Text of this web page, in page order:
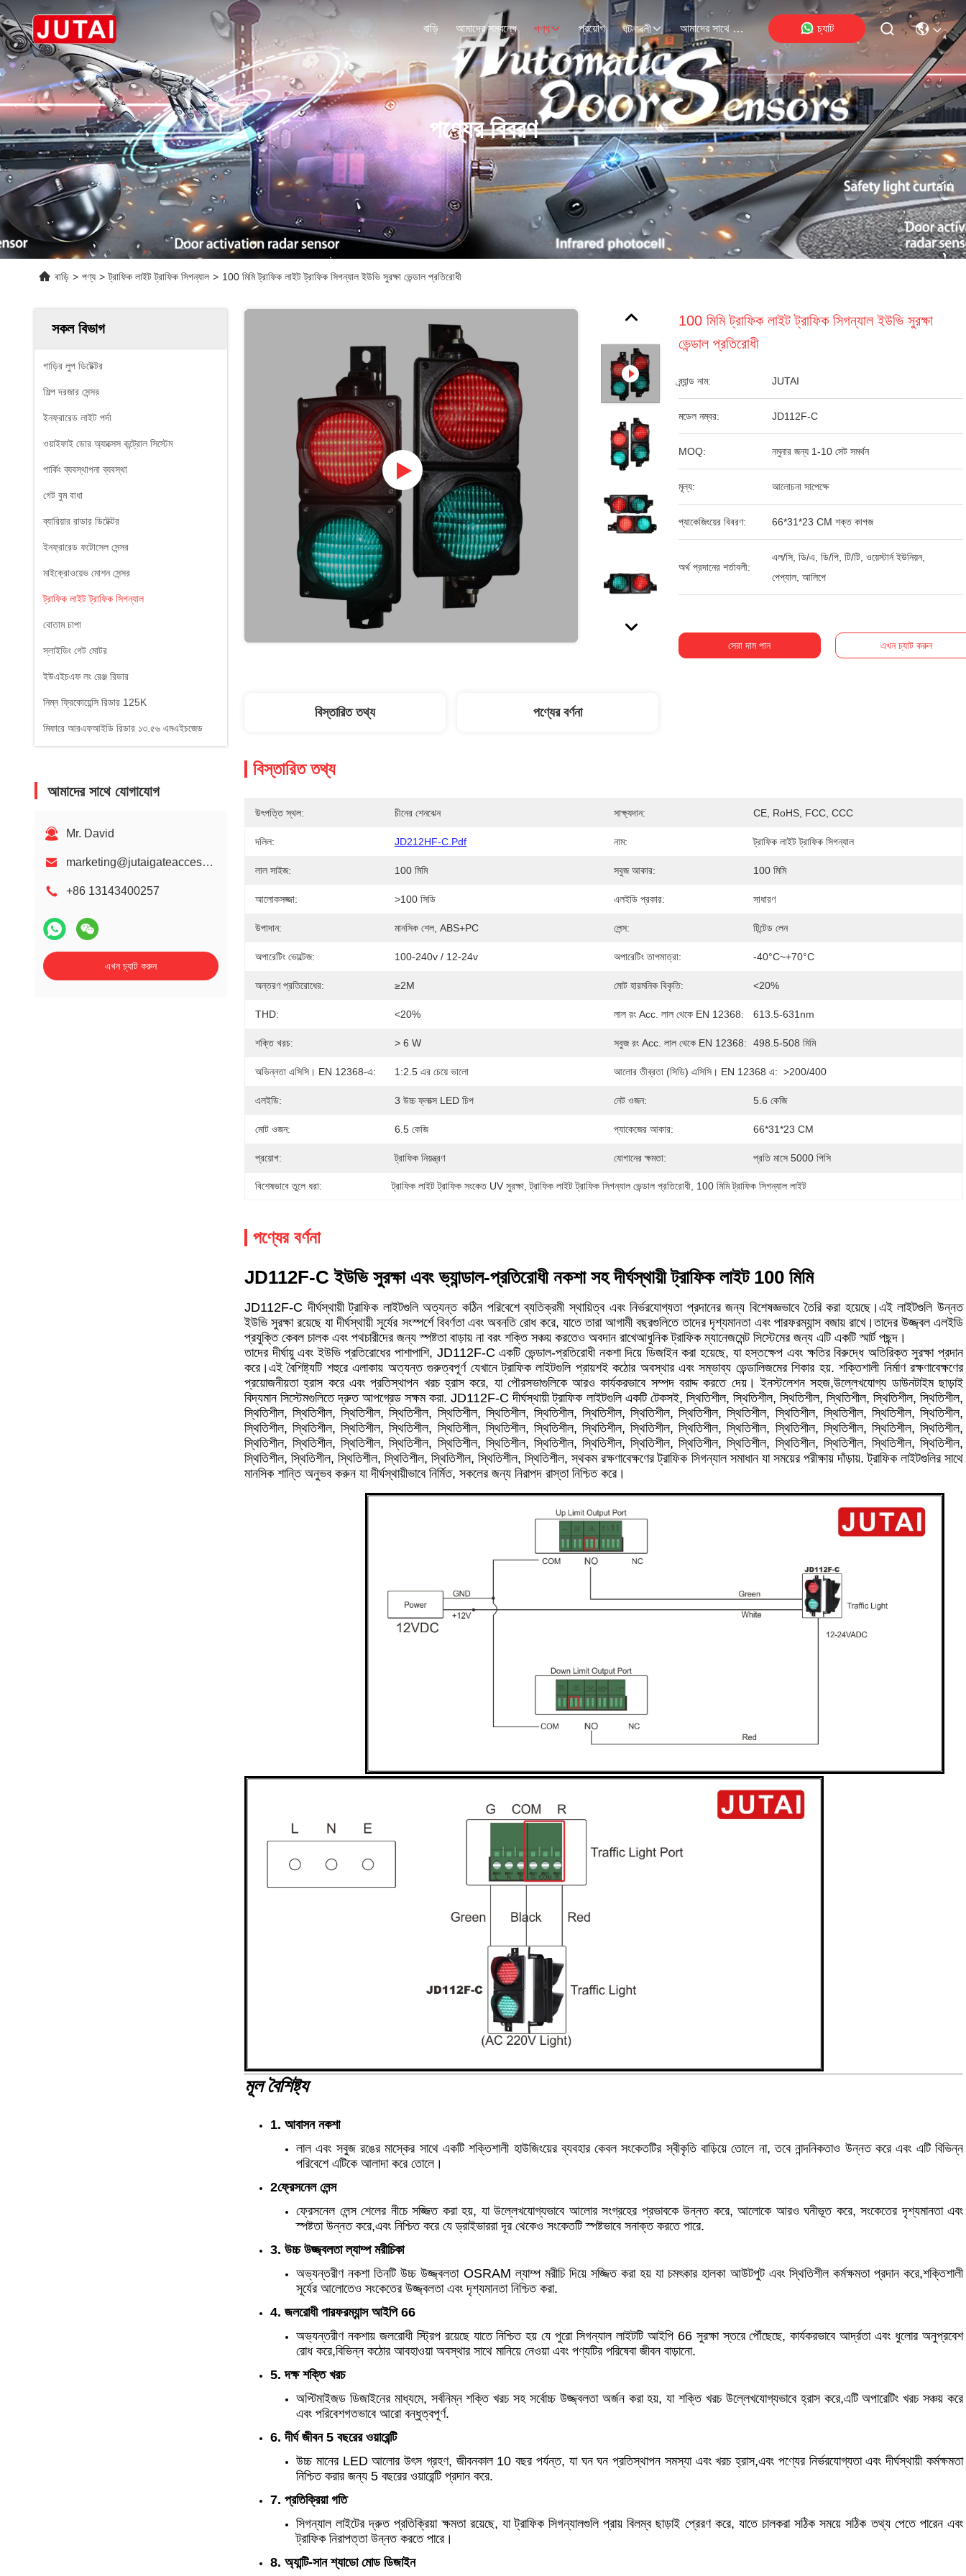
বাড়ি আমাদের সম্বন্ধে পণ্য প্রয়োগ ঘটনাবলী আমাদের সাথে যোগাযোগ চ্যাট
পণ্যের বিবরণ
বাড়ি > পণ্য > ট্রাফিক লাইট ট্রাফিক সিগন্যাল > 100 মিমি ট্রাফিক লাইট ট্রাফিক সিগন্যাল ইউভি সুরক্ষা ভেন্ডাল প্রতিরোধী
সকল বিভাগ
গাড়ির লুপ ডিটেক্টর
শিল্প দরজার সেন্সর
ইনফ্রারেড লাইট পর্দা
ওয়াইফাই ডোর অ্যাক্সেস কন্ট্রোল সিস্টেম
পার্কিং ব্যবস্থাপনা ব্যবস্থা
গেট বুম বাধা
ব্যারিয়ার রাডার ডিটেক্টর
ইনফ্রারেড ফটোসেল সেন্সর
মাইক্রোওয়েভ মোশন সেন্সর
ট্রাফিক লাইট ট্রাফিক সিগন্যাল
বোতাম চাপা
স্লাইডিং গেট মোটর
ইউএইচএফ লং রেঞ্জ রিডার
নিম্ন ফ্রিকোয়েন্সি রিডার 125K
মিফারে আরএফআইডি রিডার ১৩.৫৬ এমএইচজেড
আমাদের সাথে যোগাযোগ
Mr. David
marketing@jutaigateaccess.com
+86 13143400257
এখন চ্যাট করুন
100 মিমি ট্রাফিক লাইট ট্রাফিক সিগন্যাল ইউভি সুরক্ষা
ভেন্ডাল প্রতিরোধী
ব্র্যান্ড নাম: JUTAI
মডেল নম্বর: JD112F-C
MOQ: নমুনার জন্য 1-10 সেট সমর্থন
মূল্য: আলোচনা সাপেক্ষে
প্যাকেজিংয়ের বিবরণ: 66*31*23 CM শক্ত কাগজ
অর্থ প্রদানের শর্তাবলী:
এল/সি, ডি/এ, ডি/পি, টি/টি, ওয়েস্টার্ন ইউনিয়ন,
পেপ্যাল, আলিপে
সেরা দাম পান এখন চ্যাট করুন
বিস্তারিত তথ্য পণ্যের বর্ণনা
বিস্তারিত তথ্য
উৎপত্তি স্থল: চীনের শেনঝেন সাক্ষ্যদান: CE, RoHS, FCC, CCC
দলিল: JD212HF-C.pdf নাম: ট্রাফিক লাইট ট্রাফিক সিগন্যাল
লাল সাইজ: 100 মিমি সবুজ আকার: 100 মিমি
আলোকসজ্জা: >100 সিডি এলইডি প্রকার: সাধারণ
উপাদান: মানসিক শেল, ABS+PC লেন্স: টিন্টেড লেন
অপারেটিং ভোল্টেজ: 100-240v / 12-24v অপারেটিং তাপমাত্রা: -40°C~+70°C
অন্তরণ প্রতিরোধের: ≥2M মোট হারমনিক বিকৃতি: <20%
THD: <20% লাল রং Acc. লাল থেকে EN 12368: 613.5-631nm
শক্তি খরচ: > 6 W সবুজ রং Acc. লাল থেকে EN 12368: 498.5-508 মিমি
অভিন্নতা এসিসি। EN 12368-এ: 1:2.5 এর চেয়ে ভালো আলোর তীব্রতা (সিডি) এসিসি। EN 12368 এ: >200/400
এলইডি: 3 উচ্চ ফ্লাক্স LED চিপ নেট ওজন: 5.6 কেজি
মোট ওজন: 6.5 কেজি প্যাকেজের আকার: 66*31*23 CM
প্রয়োগ: ট্রাফিক নিয়ন্ত্রণ যোগানের ক্ষমতা: প্রতি মাসে 5000 পিসি
বিশেষভাবে তুলে ধরা: ট্রাফিক লাইট ট্রাফিক সংকেত UV সুরক্ষা , ট্রাফিক লাইট ট্রাফিক সিগন্যাল ভেন্ডাল প্রতিরোধী 100 মিমি ট্রাফিক সিগন্যাল লাইট
পণ্যের বর্ণনা
JD112F-C ইউভি সুরক্ষা এবং ভ্যান্ডাল-প্রতিরোধী নকশা সহ দীর্ঘস্থায়ী ট্রাফিক লাইট 100 মিমি
JD112F-C দীর্ঘস্থায়ী ট্রাফিক লাইটগুলি অত্যন্ত কঠিন পরিবেশে ব্যতিক্রমী স্থায়িত্ব এবং নির্ভরযোগ্যতা প্রদানের জন্য বিশেষজ্ঞভাবে তৈরি করা হয়েছে।এই লাইটগুলি উন্নত
ইউভি সুরক্ষা রয়েছে যা দীর্ঘস্থায়ী সূর্যের সংস্পর্শে বিবর্ণতা এবং অবনতি রোধ করে, যাতে তারা আগামী বছরগুলিতে তাদের দৃশ্যমানতা এবং পারফরম্যান্স বজায় রাখে।তাদের উজ্জ্বল এলইডি
প্রযুক্তি কেবল চালক এবং পথচারীদের জন্য স্পষ্টতা বাড়ায় না বরং শক্তি সঞ্চয় করতেও অবদান রাখেআধুনিক ট্রাফিক ম্যানেজমেন্ট সিস্টেমের জন্য এটি একটি স্মার্ট পছন্দ।
তাদের দীর্ঘায়ু এবং ইউভি প্রতিরোধের পাশাপাশি, JD112F-C একটি ভেন্ডাল-প্রতিরোধী নকশা দিয়ে ডিজাইন করা হয়েছে, যা হস্তক্ষেপ এবং ক্ষতির বিরুদ্ধে অতিরিক্ত সুরক্ষা প্রদান
করে।এই বৈশিষ্ট্যটি শহুরে এলাকায় অত্যন্ত গুরুত্বপূর্ণ যেখানে ট্রাফিক লাইটগুলি প্রায়শই কঠোর অবস্থার এবং সম্ভাব্য ভেন্ডালিজমের শিকার হয়. শক্তিশালী নির্মাণ রক্ষণাবেক্ষণের
প্রয়োজনীয়তা হ্রাস করে এবং প্রতিস্থাপন খরচ হ্রাস করে, যা পৌরসভাগুলিকে আরও কার্যকরভাবে সম্পদ বরাদ্দ করতে দেয়। ইনস্টলেশন সহজ,উল্লেখযোগ্য ডাউনটাইম ছাড়াই
বিদ্যমান সিস্টেমগুলিতে দ্রুত আপগ্রেড সক্ষম করা. JD112F-C দীর্ঘস্থায়ী ট্রাফিক লাইটগুলি একটি টেকসই, স্থিতিশীল, স্থিতিশীল, স্থিতিশীল, স্থিতিশীল, স্থিতিশীল, স্থিতিশীল,
স্থিতিশীল, স্থিতিশীল, স্থিতিশীল, স্থিতিশীল, স্থিতিশীল, স্থিতিশীল, স্থিতিশীল, স্থিতিশীল, স্থিতিশীল, স্থিতিশীল, স্থিতিশীল, স্থিতিশীল, স্থিতিশীল, স্থিতিশীল, স্থিতিশীল,
স্থিতিশীল, স্থিতিশীল, স্থিতিশীল, স্থিতিশীল, স্থিতিশীল, স্থিতিশীল, স্থিতিশীল, স্থিতিশীল, স্থিতিশীল, স্থিতিশীল, স্থিতিশীল, স্থিতিশীল, স্থিতিশীল, স্থিতিশীল, স্থিতিশীল,
স্থিতিশীল, স্থিতিশীল, স্থিতিশীল, স্থিতিশীল, স্থিতিশীল, স্থিতিশীল, স্থিতিশীল, স্থিতিশীল, স্থিতিশীল, স্থিতিশীল, স্থিতিশীল, স্থিতিশীল, স্থিতিশীল, স্থিতিশীল, স্থিতিশীল,
স্থিতিশীল, স্থিতিশীল, স্থিতিশীল, স্থিতিশীল, স্থিতিশীল, স্থিতিশীল, স্থিতিশীল, স্থকম রক্ষণাবেক্ষণের ট্রাফিক সিগন্যাল সমাধান যা সময়ের পরীক্ষায় দাঁড়ায়. ট্রাফিক লাইটগুলির সাথে
মানসিক শান্তি অনুভব করুন যা দীর্ঘস্থায়ীভাবে নির্মিত, সকলের জন্য নিরাপদ রাস্তা নিশ্চিত করে।
মূল বৈশিষ্ট্য
1. আবাসন নকশা
লাল এবং সবুজ রঙের মাস্কের সাথে একটি শক্তিশালী হাউজিংয়ের ব্যবহার কেবল সংকেতটির স্বীকৃতি বাড়িয়ে তোলে না, তবে নান্দনিকতাও উন্নত করে এবং এটি বিভিন্ন
পরিবেশে এটিকে আলাদা করে তোলে।
2ফ্রেসনেল লেন্স
ফ্রেসনেল লেন্স শেলের নীচে সজ্জিত করা হয়, যা উল্লেখযোগ্যভাবে আলোর সংগ্রহের প্রভাবকে উন্নত করে, আলোকে আরও ঘনীভূত করে, সংকেতের দৃশ্যমানতা এবং
স্পষ্টতা উন্নত করে,এবং নিশ্চিত করে যে ড্রাইভাররা দূর থেকেও সংকেতটি স্পষ্টভাবে সনাক্ত করতে পারে.
3. উচ্চ উজ্জ্বলতা ল্যাম্প মরীচিকা
অভ্যন্তরীণ নকশা তিনটি উচ্চ উজ্জ্বলতা OSRAM ল্যাম্প মরীচি দিয়ে সজ্জিত করা হয় যা চমৎকার হালকা আউটপুট এবং স্থিতিশীল কর্মক্ষমতা প্রদান করে,শক্তিশালী
সূর্যের আলোতেও সংকেতের উজ্জ্বলতা এবং দৃশ্যমানতা নিশ্চিত করা.
4. জলরোধী পারফরম্যান্স আইপি 66
অভ্যন্তরীণ নকশায় জলরোধী স্ট্রিপ রয়েছে যাতে নিশ্চিত হয় যে পুরো সিগন্যাল লাইটটি আইপি 66 সুরক্ষা স্তরে পৌঁছেছে, কার্যকরভাবে আর্দ্রতা এবং ধুলোর অনুপ্রবেশ
রোধ করে,বিভিন্ন কঠোর আবহাওয়া অবস্থার সাথে মানিয়ে নেওয়া এবং পণ্যটির পরিষেবা জীবন বাড়ানো.
5. দক্ষ শক্তি খরচ
অপ্টিমাইজড ডিজাইনের মাধ্যমে, সর্বনিম্ন শক্তি খরচ সহ সর্বোচ্চ উজ্জ্বলতা অর্জন করা হয়, যা শক্তি খরচ উল্লেখযোগ্যভাবে হ্রাস করে,এটি অপারেটিং খরচ সঞ্চয় করে
এবং পরিবেশগতভাবে আরো বন্ধুত্বপূর্ণ.
6. দীর্ঘ জীবন 5 বছরের ওয়ারেন্টি
উচ্চ মানের LED আলোর উৎস গ্রহণ, জীবনকাল 10 বছর পর্যন্ত, যা ঘন ঘন প্রতিস্থাপন সমস্যা এবং খরচ হ্রাস,এবং পণ্যের নির্ভরযোগ্যতা এবং দীর্ঘস্থায়ী কর্মক্ষমতা
নিশ্চিত করার জন্য 5 বছরের ওয়ারেন্টি প্রদান করে.
7. প্রতিক্রিয়া গতি
সিগন্যাল লাইটের দ্রুত প্রতিক্রিয়া ক্ষমতা রয়েছে, যা ট্রাফিক সিগন্যালগুলি প্রায় বিলম্ব ছাড়াই প্রেরণ করে, যাতে চালকরা সঠিক সময়ে সঠিক তথ্য পেতে পারেন এবং
ট্রাফিক নিরাপত্তা উন্নত করতে পারে।
8. অ্যান্টি-সান শ্যাডো মোড ডিজাইন